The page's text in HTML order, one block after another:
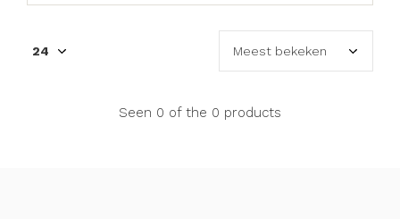
Seen 0 of the 0 products